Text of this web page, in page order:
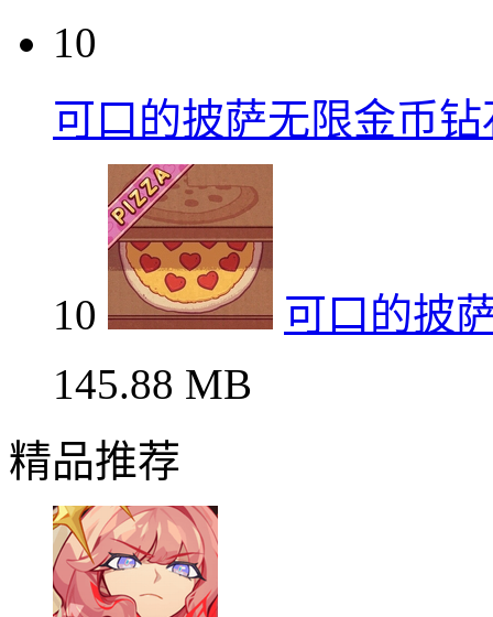
10
可口的披萨无限金币
10
可口的披
145.88 MB
精品推荐